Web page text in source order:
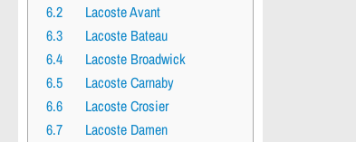
6.2
Lacoste Avant
6.3
Lacoste Bateau
6.4
Lacoste Broadwick
6.5
Lacoste Carnaby
6.6
Lacoste Crosier
6.7
Lacoste Damen